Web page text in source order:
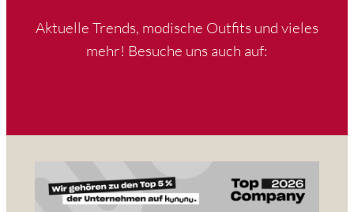
Aktuelle Trends, modische Outfits und vieles
mehr! Besuche uns auch auf: